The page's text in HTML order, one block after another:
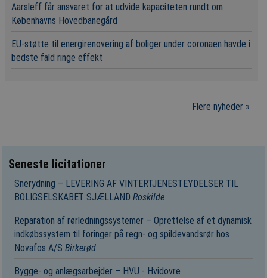
Aarsleff får ansvaret for at udvide kapaciteten rundt om
Københavns Hovedbanegård
EU-støtte til energirenovering af boliger under coronaen havde i
bedste fald ringe effekt
Flere nyheder »
Seneste licitationer
Snerydning – LEVERING AF VINTERTJENESTEYDELSER TIL
BOLIGSELSKABET SJÆLLANDRoskilde
Reparation af rørledningssystemer – Oprettelse af et dynamisk
indkøbssystem til foringer på regn- og spildevandsrør hos
Novafos A/SBirkerød
Bygge- og anlægsarbejder – HVU - Hvidovre